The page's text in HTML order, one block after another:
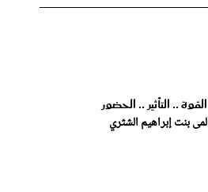
القوة .. التأثير .. الحضور
لمى بنت إبراهيم الشثري